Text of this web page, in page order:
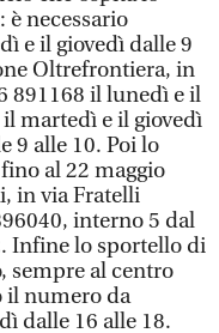
necessario
e il giovedì dalle 9
Oltrefrontiera, in
891168 il lunedì e il
martedì e il giovedì
9 alle 10. Poi lo
al 22 maggio
in via Fratelli
interno 5 dal
Infine lo sportello di
sempre al centro
il numero da
dalle 16 alle 18.